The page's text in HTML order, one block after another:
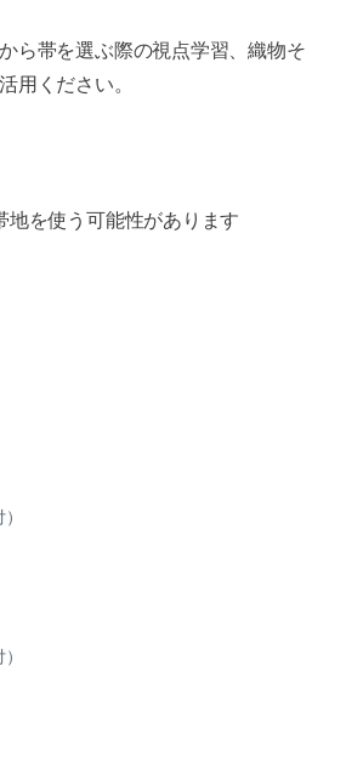
ら帯を選ぶ際の視点学習、織物そ
用ください。
を使う可能性があります